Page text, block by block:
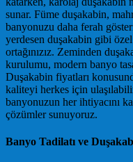
sunar. Füme duşakabin,
banyonuzu daha ferah
yerdesen duşakabin gibi
ortağınızız. Zeminden
kurulumu, modern banyo
Duşakabin fiyatları
kaliteyi herkes için
banyonuzun her ihtiyacını
çözümler sunuyoruz.
Banyo Tadilatı ve